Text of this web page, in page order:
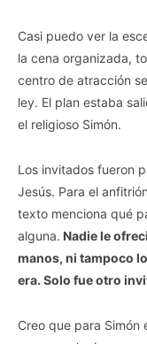
Casi puedo ver la
la cena organizada,
centro de atracción
ley. El plan estaba
el religioso Simón.
Los invitados fueron
Jesús. Para el
texto menciona qué
alguna. Nadie le
manos, ni tampoco
era. Solo fue otro
Creo que para Simón